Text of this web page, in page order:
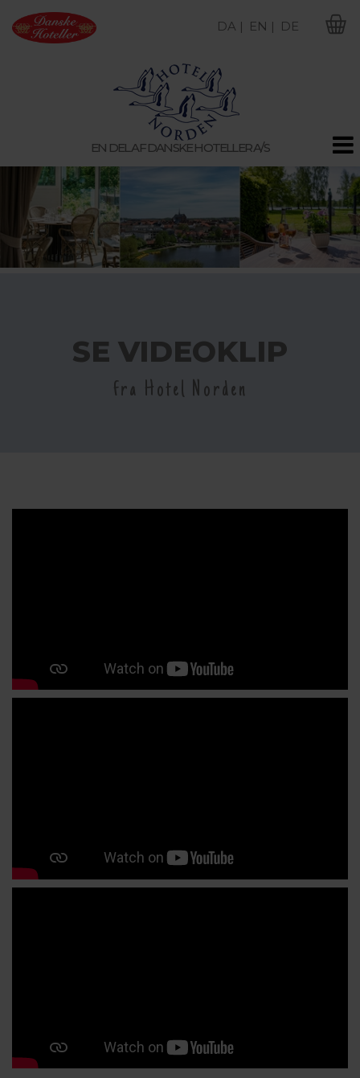
EN DEL AF DANSKE HOTELLER A/S
DA | EN | DE
SE VIDEOKLIP
fra Hotel Norden